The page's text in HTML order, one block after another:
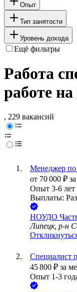
Опыт
Тип занятости
Уровень дохода
Ещё фильтры
Работа
работе
, 229 вакансий
Менеджер по
от 70 000 ₽
Опыт 3-6 лет
Выплаты:
НОУДО
Липецк, р-н
Специалист
45 800 ₽ за
Опыт 1-3